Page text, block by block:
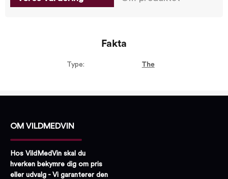
Fakta
Type: The
OM VILDMEDVIN
Hos VildMedVin skal du
hverken bekymre dig om pris
eller udvalg - Vi garanterer den